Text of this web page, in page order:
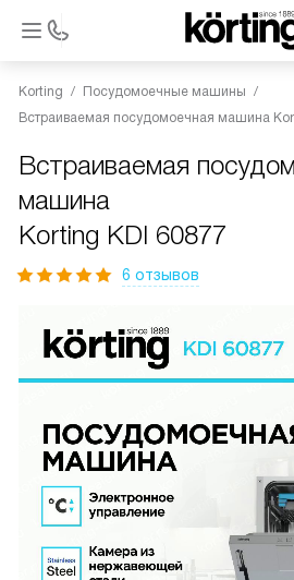
Korting
Посудомоечные машины
Встраиваемая посудомоечная машина
Встраиваемая
машина
Korting KDI 60877
6 отзывов